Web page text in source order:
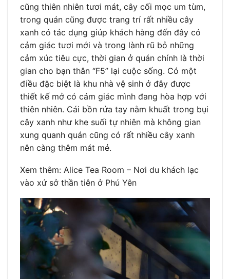
cũng thiên nhiên tươi mát, cây cối mọc um tùm,
trong quán cũng được trang trí rất nhiều cây
xanh có tác dụng giúp khách hàng đến đây có
cảm giác tươi mới và trong lành rũ bỏ những
cảm xúc tiêu cực, thời gian ở quán chính là thời
gian cho bạn thân “F5” lại cuộc sống. Có một
điều đặc biệt là khu nhà vệ sinh ở đây được
thiết kế mở có cảm giác mình đang hòa hợp với
thiên nhiên. Cái bồn rửa tay nằm khuất trong bụi
cây xanh như khe suối tự nhiên mà không gian
xung quanh quán cũng có rất nhiều cây xanh
nên càng thêm mát mẻ.
Xem thêm: Alice Tea Room – Nơi du khách lạc
vào xứ sở thần tiên ở Phú Yên